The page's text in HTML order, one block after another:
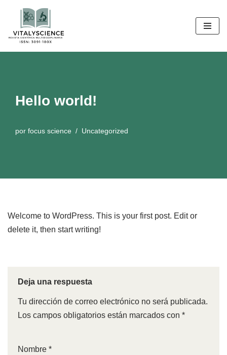
Saltar
Hello world!
por focus science Uncategorized
Welcome to WordPress. This is your first post. Edit or
delete it, then start writing!
Deja una respuesta
Tu dirección de correo electrónico no será publicada.
Los campos obligatorios están marcados con *
Nombre *